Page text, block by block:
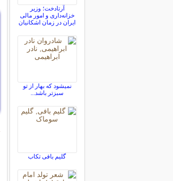
آرتادخت؛ وزیر
خزانه‌داری و امور مالی
ایران در زمان اشکانیان
نمیشود که بهار از تو
سبزتر باشد...
گلیم بافی تکاب